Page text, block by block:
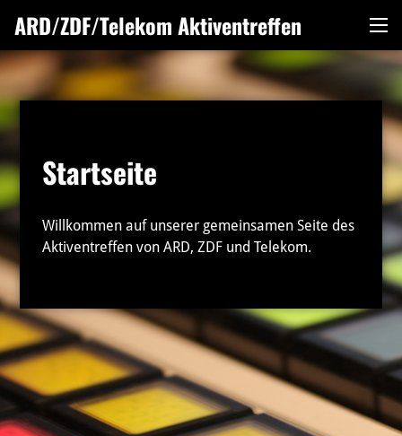
Inhalt
springen
ARD/ZDF/Telekom Aktiventreffen
Startseite
Willkommen auf unserer gemeinsamen Seite des
Aktiventreffen von ARD, ZDF und Telekom.